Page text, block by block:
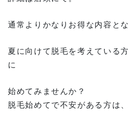
通常よりかなりお得な内容と
夏に向けて脱毛を考えている
に
始めてみませんか？
脱毛始めてで不安がある方は